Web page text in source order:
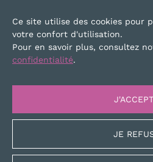
PLAN DU SITE
Ce site utilise des cookies pour
votre confort d'utilisation.
Pour en savoir plus, consultez
confidentialité.
JE